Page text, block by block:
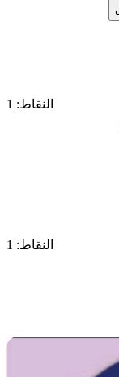
النقاط: 1
النقاط: 1